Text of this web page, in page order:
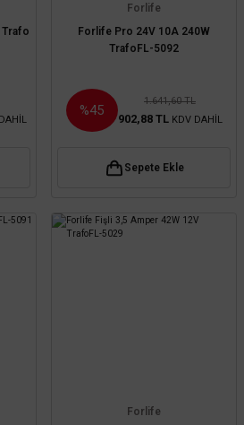
Trafo
Forlife
Forlife Pro 24V 10A 240W
TrafoFL-5092
%45
1.641,60 TL
902,88 TL KDV DAHİL
Sepete Ekle
Forlife